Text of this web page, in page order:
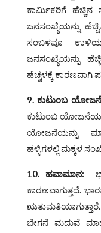
ಕಾರ್ಮಿಕರಿಗೆ ಹೆಚ್ಚಿನ
ಜನಸಂಖ್ಯೆಯನ್ನು
ಸಂಬಳವೂ
ಜನಸಂಖ್ಯೆಯನ್ನು
ಹೆಚ್ಚಳಕ್ಕೆ ಕಾರಣವಾಗಿ
9. ಕುಟುಂಬ ಯೋಜನೆ
ಕುಟುಂಬ ಯೋಜನೆಯ
ಯೋಜನೆಯನ್ನು
ಹಳ್ಳಿಗಳಲ್ಲಿ ಮಕ್ಕಳ
10. ಹವಾಮಾನ:
ಕಾರಣವಾಗುತ್ತದೆ.
ಬೇಗನೆ ಮದುವೆ